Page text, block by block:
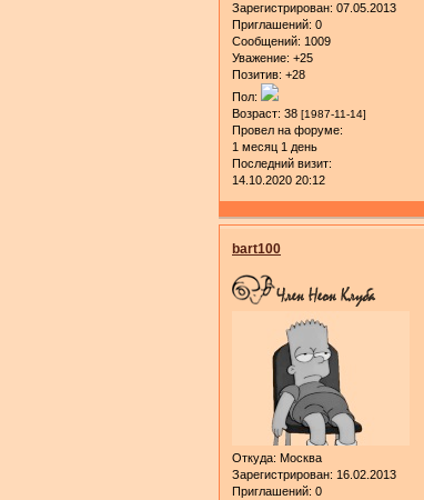
Зарегистрирован: 07.05.2013
Приглашений: 0
Сообщений: 1009
Уважение: +25
Позитив: +28
Пол:
Возраст: 38 [1987-11-14]
Провел на форуме:
1 месяц 1 день
Последний визит:
14.10.2020 20:12
bart100
Откуда: Москва
Зарегистрирован: 16.02.2013
Приглашений: 0